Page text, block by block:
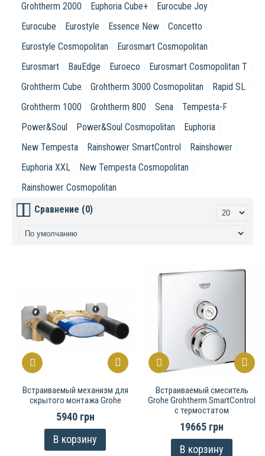
Grohtherm 2000
Euphoria Cube+
Eurocube Joy
Eurocube
Eurostyle Essence New
Concetto
Eurostyle Cosmopolitan
Eurosmart Cosmopolitan
Eurosmart
BauEdge Euroeco
Eurosmart Cosmopolitan T
Grohtherm Cube
Grohtherm 3000 Cosmopolitan
Rapid SL
Grohtherm 1000
Grohtherm 800 Sena
Tempesta-F
Power&Soul
Power&Soul Cosmopolitan
Euphoria
New Tempesta
Rainshower SmartControl
Rainshower
Euphoria XXL
New Tempesta Cosmopolitan
Rainshower Cosmopolitan
Сравнение (0)
Встраиваемый механизм для
скрытого монтажа Grohe
5940 грн
В корзину
Встраиваемый смеситель
Grohe Grohtherm SmartControl
с термостатом
19665 грн
В корзину